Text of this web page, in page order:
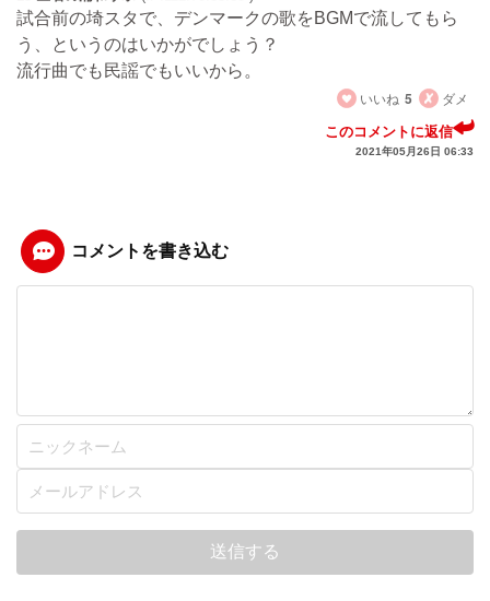
試合前の埼スタで、デンマークの歌をBGMで流してもら
う、というのはいかがでしょう？
流行曲でも民謡でもいいから。
いいね 5 ダメ
このコメントに返信
2021年05月26日 06:33
コメントを書き込む